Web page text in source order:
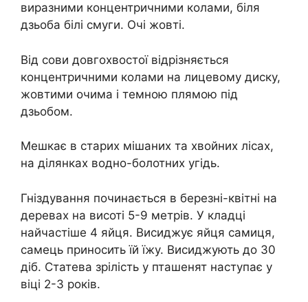
виразними концентричними колами, біля
дзьоба білі смуги. Очі жовті.
Від сови довгохвостої відрізняється
концентричними колами на лицевому диску,
жовтими очима і темною плямою під
дзьобом.
Мешкає в старих мішаних та хвойних лісах,
на ділянках водно-болотних угідь.
Гніздування починається в березні-квітні на
деревах на висоті 5-9 метрів. У кладці
найчастіше 4 яйця. Висиджує яйця самиця,
самець приносить їй їжу. Висиджують до 30
діб. Статева зрілість у пташенят наступає у
віці 2-3 років.